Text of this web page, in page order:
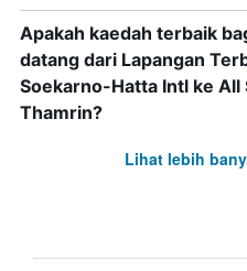
Apakah kaedah terbaik
datang dari Lapangan
Soekarno-Hatta Intl ke All
Thamrin?
Lihat lebih